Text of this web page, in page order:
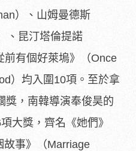
）、山姆曼德斯
、昆汀塔倫提諾
前有個好萊塢》（Once
）均入圍10項。至於拿
獎，南韓導演奉俊昊的
大獎，齊名《她們》
故事》（Marriage